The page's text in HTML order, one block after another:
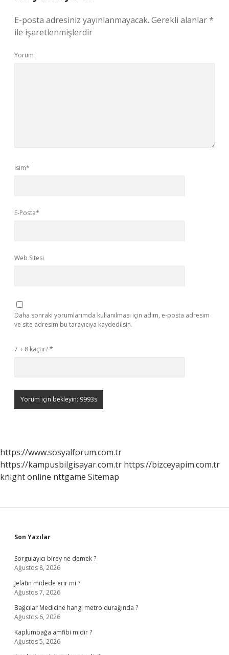
E-posta adresiniz yayınlanmayacak. Gerekli alanlar*
ile işaretlenmişlerdir
Yorum
İsim*
E-Posta*
Web Sitesi
Daha sonraki yorumlarımda kullanılması için adım, e-posta adresim
ve site adresim bu tarayıcıya kaydedilsin.
7 + 8 kaçtır?*
https://www.sosyalforum.com.tr
https://kampusbilgisayar.com.tr https://bizceyapim.com.tr
knight online nttgame Sitemap
Sidebar
Son Yazılar
Sorgulayıcı birey ne demek ?
Ağustos 8, 2026
Jelatin midede erir mi ?
Ağustos 7, 2026
Bağcılar Medicine hangi metro durağında ?
Ağustos 6, 2026
Kaplumbağa amfibi midir ?
Ağustos 5, 2026